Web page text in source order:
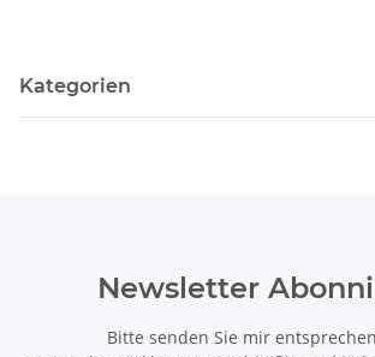
Kategorien
Newsletter
Bitte senden Sie mir